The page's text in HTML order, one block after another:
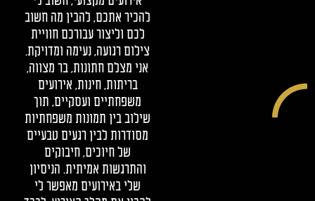
להכיר אתכם, להבין מה חשוב
לכם וליצור עבורכם חוויית
צילום רגועה, נעימה ומדויקת.
אני מצלם חתונות, בר מצווה,
בריתות, חינות, אירועים
משפחתיים ועסקיים, תוך
שילוב בין תמונות משפחתיות
מסודרות לבין רגעים טבעיים
של חיוכים, חיבוקים
והתרגשות אמיתית. הניסיון
שלי באירועים מאפשר לי